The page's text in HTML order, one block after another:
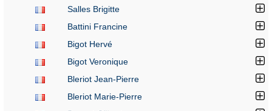
Salles Brigitte
Battini Francine
Bigot Hervé
Bigot Veronique
Bleriot Jean-Pierre
Bleriot Marie-Pierre